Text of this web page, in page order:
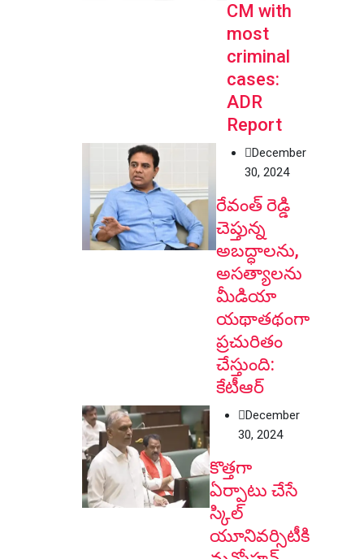
CM with
most
criminal
cases:
ADR
Report
December
30, 2024
రేవంత్ రెడ్డి
చెప్తున్న
అబద్ధాలను,
అసత్యాలను
మీడియా
యథాతథంగా
ప్రచురితం
చేస్తుంది:
కేటీఆర్
December
30, 2024
కొత్తగా
ఏర్పాటు చేసే
స్కిల్
యూనివర్సిటీకి